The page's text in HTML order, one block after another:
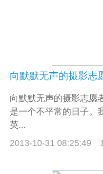
向默默无声的摄影志愿
是一个不平常的日子。
英...
2013-10-31 08:25:49